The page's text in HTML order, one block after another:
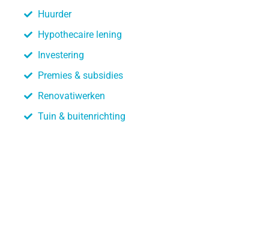
Huurder
Hypothecaire lening
Investering
Premies & subsidies
Renovatiwerken
Tuin & buitenrichting